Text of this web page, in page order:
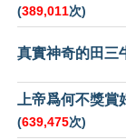
(389,011次)
真實神奇的田三
上帝爲何不獎
(639,475次)